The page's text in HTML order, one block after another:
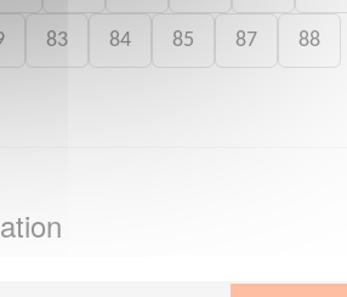
83 84 85 87 88